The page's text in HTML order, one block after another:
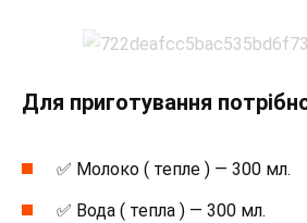
Для приготування
✅ Молоко ( тепле ) — 300 мл.
✅ Вода ( тепла ) — 300 мл.